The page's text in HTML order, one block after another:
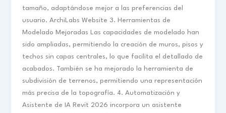
tamaño, adaptándose mejor a las preferencias del
usuario. ArchiLabs Website 3. Herramientas de
Modelado Mejoradas Las capacidades de modelado han
sido ampliadas, permitiendo la creación de muros, pisos y
techos sin capas centrales, lo que facilita el detallado de
acabados. También se ha mejorado la herramienta de
subdivisión de terrenos, permitiendo una representación
más precisa de la topografía. 4. Automatización y
Asistente de IA Revit 2026 incorpora un asistente